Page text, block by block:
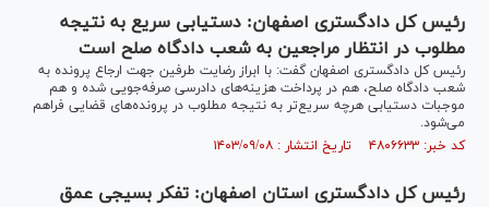
رئیس کل دادگستری اصفهان: دستیابی سریع به نتیجه
مطلوب در انتظار مراجعین به شعب دادگاه صلح است
رئیس کل دادگستری اصفهان گفت: با ابراز رضایت طرفین جهت ارجاع پرونده به
شعب دادگاه صلح، هم در پرداخت هزینه‌های دادرسی صرفه‌جویی شده و هم
موجبات دستیابی هرچه سریع‌تر به نتیجه مطلوب در پرونده‌های قضایی فراهم
می‌شود.
کد خبر: ۴۸۰۶۶۳۳ تاریخ انتشار : ۱۴۰۳/۰۹/۰۸
رئیس کل دادگستری استان اصفهان: تفکر بسیجی عمق